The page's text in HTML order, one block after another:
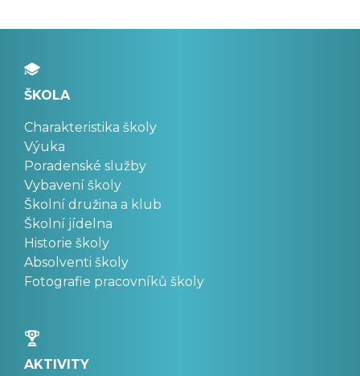
ŠKOLA
Charakteristika školy
Výuka
Poradenské služby
Vybavení školy
Školní družina a klub
Školní jídelna
Historie školy
Absolventi školy
Fotografie pracovníků školy
AKTIVITY